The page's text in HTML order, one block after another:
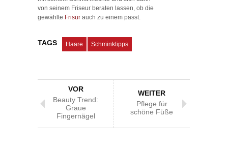
von seinem Friseur beraten lassen, ob die
gewählte Frisur auch zu einem passt.
TAGS Haare Schminktipps
VOR
Beauty Trend:
Graue
Fingernägel
WEITER
Pflege für
schöne Füße